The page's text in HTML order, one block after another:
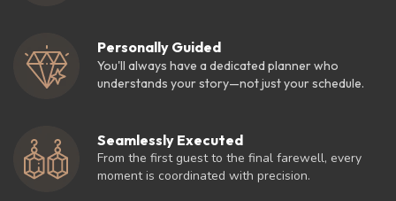
Personally Guided
You'll always have a dedicated planner who
understands your story—not just your schedule.
Seamlessly Executed
From the first guest to the final farewell, every
moment is coordinated with precision.